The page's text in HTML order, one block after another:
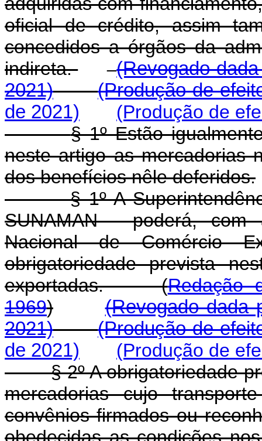
oficial de crédito, assim
concedidos a órgãos da
indireta.
(Revogado
2021)
(Produção de
de 2021)
(Produção de
§ 1º Estão
neste artigo as mercadorias
dos benefícios nêle deferidos.
§ 1º A
SUNAMAN - poderá, com
Nacional de Comércio
obrigatoriedade prevista
exportadas. (Redação
1969)
(Revogado dada
2021)
(Produção de
de 2021)
(Produção de
§ 2º A obrigatoriedade
mercadorias cujo
convênios firmados ou